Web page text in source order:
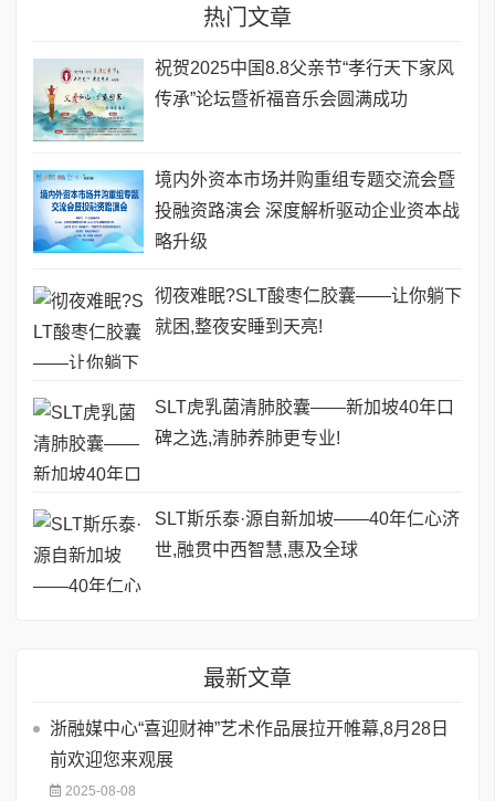
热门文章
祝贺2025中国8.8父亲节“孝行天下家风
传承”论坛暨祈福音乐会圆满成功
境内外资本市场并购重组专题交流会暨
投融资路演会 深度解析驱动企业资本战
略升级
彻夜难眠?SLT酸枣仁胶囊——让你躺下
就困,整夜安睡到天亮!
SLT虎乳菌清肺胶囊——新加坡40年口
碑之选,清肺养肺更专业!
SLT斯乐泰·源自新加坡——40年仁心济
世,融贯中西智慧,惠及全球
最新文章
浙融媒中心“喜迎财神”艺术作品展拉开帷幕,8月28日
前欢迎您来观展
2025-08-08